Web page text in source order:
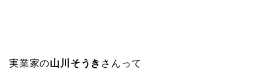
実業家の山川そうき さんって